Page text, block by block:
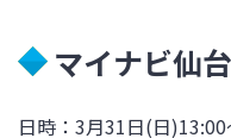
マイナビ仙
日時： 3月31日(日)13:00